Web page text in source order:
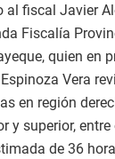
al fiscal Javier
Fiscalía
quien en
Vera
en región
y superior,
de 36